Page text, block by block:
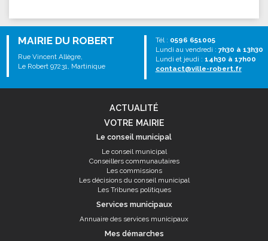
MAIRIE DU ROBERT
Rue Vincent Allègre,
Le Robert 97231, Martinique
Tél : 0596 651005
Lundi au vendredi : 7h30 à 13h30
Lundi et jeudi : 14h30 à 17h00
contact@ville-robert.fr
ACTUALITÉ
VOTRE MAIRIE
Le conseil municipal
Le conseil municipal
Conseillers communautaires
Les commissions
Les décisions du conseil municipal
Les Tribunes politiques
Services municipaux
Annuaire des services municipaux
Mes démarches